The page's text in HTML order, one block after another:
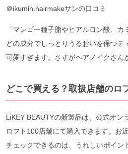
＠ikumin.hairmakeサンの口コミ
「マンゴー種子脂やヒアルロン酸、
どの成分でしっとりうるおいを保つ
可愛すぎます。さすがヘアメイクさん
どこで買える？取扱店舗のロ
LiKEY BEAUTYの新製品は、公式オン
ロフト100店舗にて購入できます。お
チェックできるのは、うれしいポイン